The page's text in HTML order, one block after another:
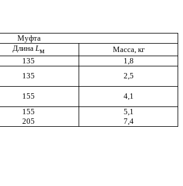
Муфта
Длина Lм
Масса, кг
135
1,8
135 2,5
155 4,1
155
5,1
205 7,4